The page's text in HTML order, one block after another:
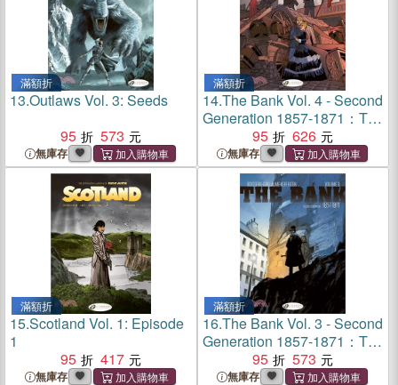
滿額折
13.Outlaws Vol. 3: Seeds
95
573
無庫存
滿額折
14.The Bank Vol. 4 - Second
Generation 1857-1871：The
Commune's Treasure
95 626
無庫存
滿額折
15.Scotland Vol. 1: Episode
1
95
417
無庫存
滿額折
16.The Bank Vol. 3 - Second
Generation 1857-1871：The
Baron's Accounts
95 573
無庫存